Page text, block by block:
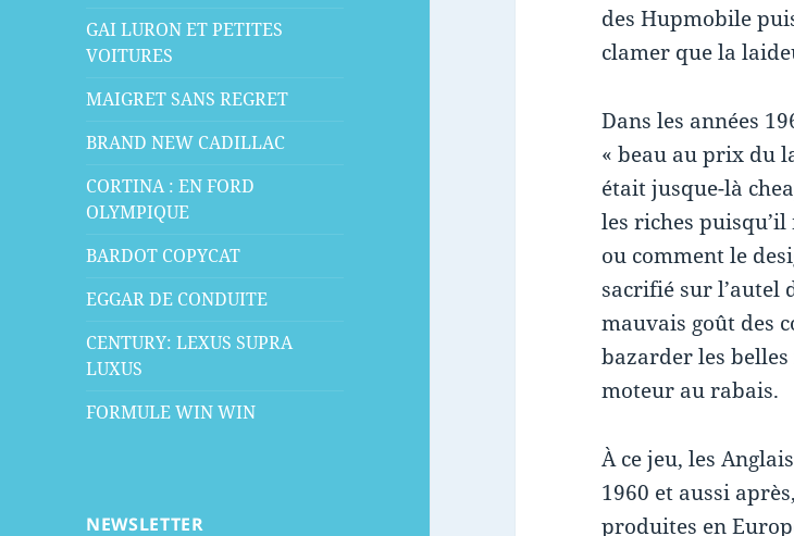
GAI LURON ET PETITES
VOITURES
MAIGRET SANS REGRET
BRAND NEW CADILLAC
CORTINA : EN FORD
OLYMPIQUE
BARDOT COPYCAT
EGGAR DE CONDUITE
CENTURY: LEXUS SUPRA
LUXUS
FORMULE WIN WIN
NEWSLETTER
des Hupmobile
clamer que la
Dans les années
« beau au prix du
était jusque-là
les riches
ou comment le
sacrifié sur l’autel
mauvais goût des
bazarder les
moteur au rabais.
À ce jeu, les
1960 et aussi
produites en